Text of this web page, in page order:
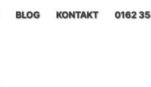
BLOG KONTAKT 0162